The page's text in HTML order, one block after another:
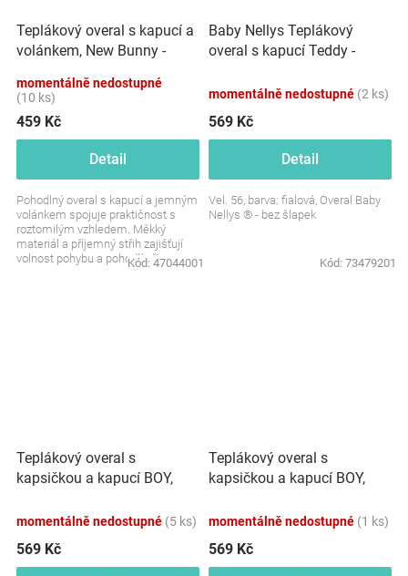
Teplákový overal s kapucí a
volánkem, New Bunny -
momentálně nedostupné
(10 ks)
459 Kč
Detail
Pohodlný overal s kapucí a jemným
volánkem spojuje praktičnost s
roztomilým vzhledem. Měkký
materiál a příjemný střih zajišťují
volnost pohybu a pohodlí při
Kód: 47044001
Baby Nellys Teplákový
overal s kapucí Teddy -
momentálně nedostupné (2 ks)
569 Kč
Detail
Vel. 56, barva: fialová, Overal Baby
Nellys ® - bez šlapek
Kód: 73479201
Teplákový overal s
kapsičkou a kapucí BOY,
momentálně nedostupné (5 ks)
569 Kč
Teplákový overal s
kapsičkou a kapucí BOY,
momentálně nedostupné (1 ks)
569 Kč